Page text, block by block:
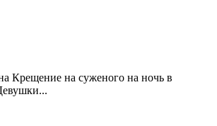
Крещение на суженого на ночь в